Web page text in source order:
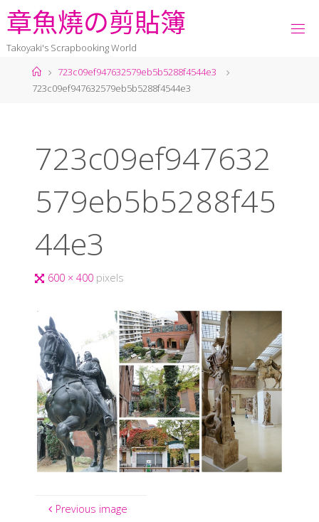
章魚燒の剪貼簿
Takoyaki's Scrapbooking World
723c09ef947632579eb5b5288f4544e3
723c09ef947632579eb5b5288f4544e3
723c09ef947632
579eb5b5288f45
44e3
600 × 400 pixels
Previous image